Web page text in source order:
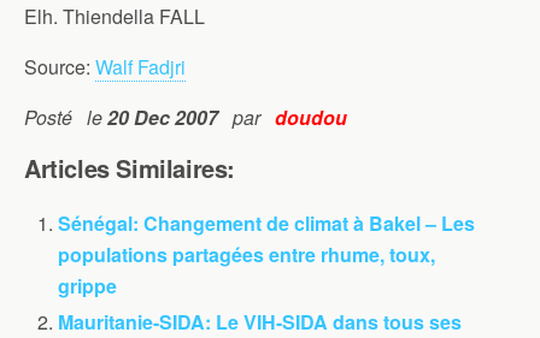
Elh. Thiendella FALL
Source: Walf Fadjri
Posté le20 Dec 2007par doudou
Articles Similaires:
Sénégal: Changement de climat à Bakel – Les
populations partagées entre rhume, toux,
grippe
Mauritanie-SIDA: Le VIH-SIDA dans tous ses